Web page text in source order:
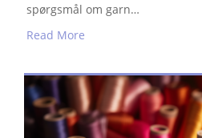
spørgsmål om garn…
Read More